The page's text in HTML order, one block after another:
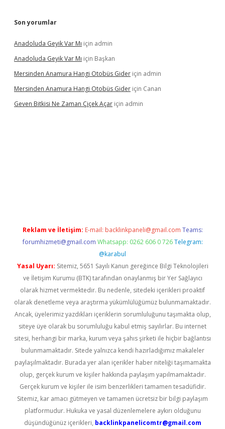
Son yorumlar
Anadoluda Geyik Var Mı için admin
Anadoluda Geyik Var Mı için Başkan
Mersinden Anamura Hangi Otobüs Gider için admin
Mersinden Anamura Hangi Otobüs Gider için Canan
Geven Bitkisi Ne Zaman Çiçek Açar için admin
Reklam ve İletişim: E-mail: backlinkpaneli@gmail.com Teams:
forumhizmeti@gmail.com Whatsapp: 0262 606 0 726 Telegram:
@karabul
Yasal Uyarı: Sitemiz, 5651 Sayılı Kanun gereğince Bilgi Teknolojileri
ve İletişim Kurumu (BTK) tarafından onaylanmış bir Yer Sağlayıcı
olarak hizmet vermektedir. Bu nedenle, sitedeki içerikleri proaktif
olarak denetleme veya araştırma yükümlülüğümüz bulunmamaktadır.
Ancak, üyelerimiz yazdıkları içeriklerin sorumluluğunu taşımakta olup,
siteye üye olarak bu sorumluluğu kabul etmiş sayılırlar. Bu internet
sitesi, herhangi bir marka, kurum veya şahıs şirketi ile hiçbir bağlantısı
bulunmamaktadır. Sitede yalnızca kendi hazırladığımız makaleler
paylaşılmaktadır. Burada yer alan içerikler haber niteliği taşımamakta
olup, gerçek kurum ve kişiler hakkında paylaşım yapılmamaktadır.
Gerçek kurum ve kişiler ile isim benzerlikleri tamamen tesadüfidir.
Sitemiz, kar amacı gütmeyen ve tamamen ücretsiz bir bilgi paylaşım
platformudur. Hukuka ve yasal düzenlemelere aykırı olduğunu
düşündüğünüz içerikleri, backlinkpanelicomtr@gmail.com